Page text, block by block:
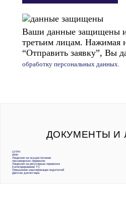
Ваши данные защищены
третьим лицам. Нажимая
“Отправить заявку”, Вы
обработку персональных данных.
ДОКУМЕНТЫ И
ОГРН
ИНН
Лицензия на осуществление
пассажирских перевозок
Лицензия на регулярные перевозки
Категорирование ТС
Повышение квалификации водителей
Диплом диспетчера